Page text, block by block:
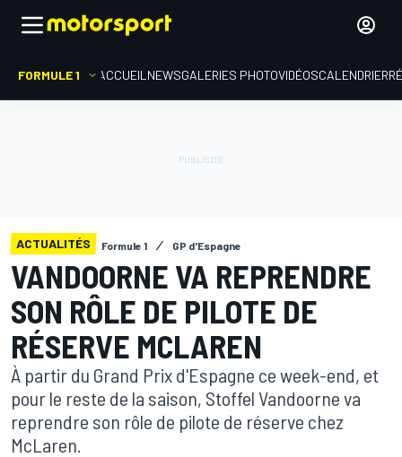
FORMULE 1 ACCUEIL NEWSGALERIES PHOTOVIDÉOSCALENDRIER
ACTUALITÉS Formule 1 GP d'Espagne
VANDOORNE VA REPRENDRE
SON RÔLE DE PILOTE DE
RÉSERVE MCLAREN
À partir du Grand Prix d'Espagne ce week-end, et
pour le reste de la saison, Stoffel Vandoorne va
reprendre son rôle de pilote de réserve chez
McLaren.